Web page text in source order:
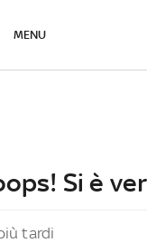
MENU
Si è
tardi